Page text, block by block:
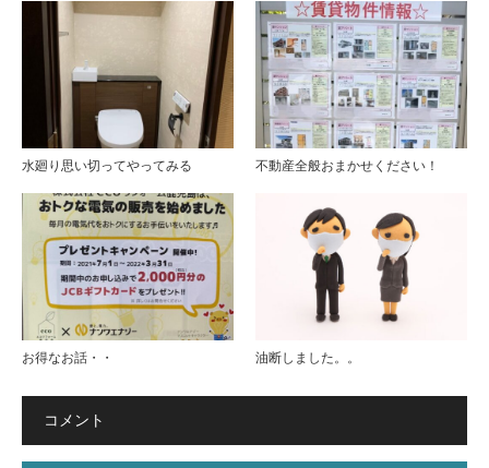
水廻り思い切ってやってみる 不動産全般おまかせください！
お得なお話・・ 油断しました。。
コメント